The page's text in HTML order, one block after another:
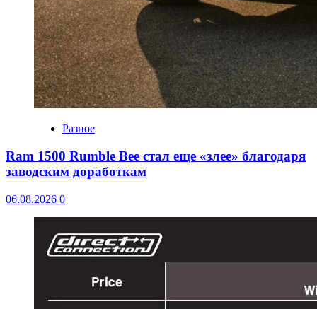
Разное
Ram 1500 Rumble Bee стал еще «злее» благодаря
заводским доработкам
06.08.2026 0